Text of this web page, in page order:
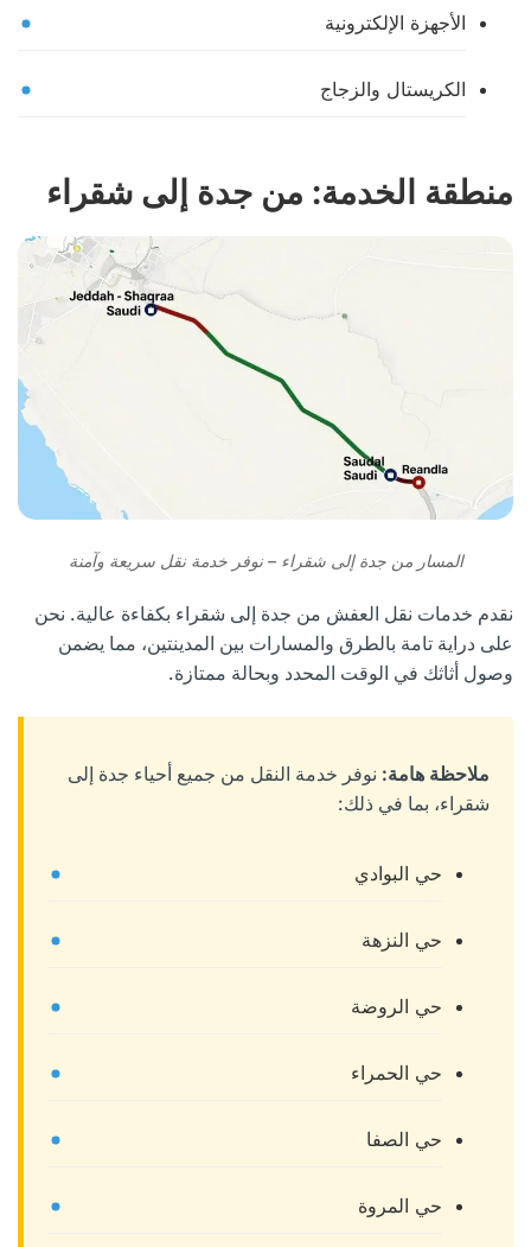
الأجهزة الإلكترونية
الكريستال والزجاج
منطقة الخدمة: من جدة إلى شقراء
المسار من جدة إلى شقراء – نوفر خدمة نقل سريعة وآمنة
نقدم خدمات نقل العفش من جدة إلى شقراء بكفاءة عالية. نحن
على دراية تامة بالطرق والمسارات بين المدينتين، مما يضمن
وصول أثاثك في الوقت المحدد وبحالة ممتازة.
ملاحظة هامة: نوفر خدمة النقل من جميع أحياء جدة إلى
شقراء، بما في ذلك:
حي البوادي
حي النزهة
حي الروضة
حي الحمراء
حي الصفا
حي المروة